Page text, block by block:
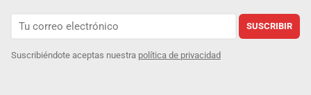
SUSCRIBIR
Suscribiéndote aceptas nuestra política de privacidad